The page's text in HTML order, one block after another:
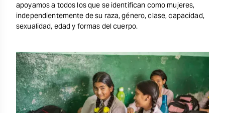
apoyamos a todos los que se identifican como mujeres,
independientemente de su raza, género, clase, capacidad,
sexualidad, edad y formas del cuerpo.